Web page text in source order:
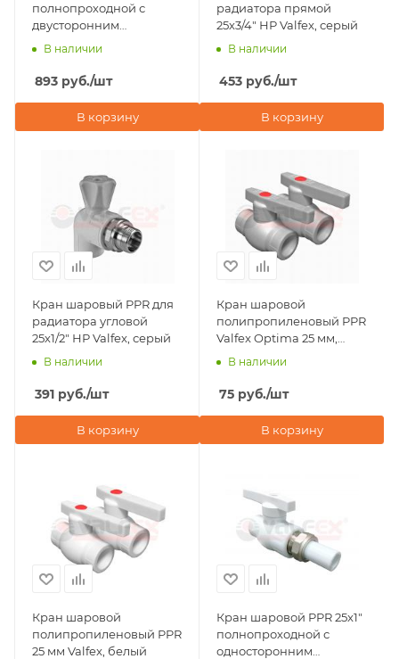
полнопроходной с
двусторонним
разъемным
белый
В наличии
893 руб./шт
В корзину
радиатора прямой
25х3/4" НР Valfex, серый
В наличии
453 руб./шт
В корзину
Кран шаровый PPR для
радиатора угловой
25х1/2" НР Valfex, серый
В наличии
391 руб./шт
В корзину
Кран шаровой
полипропиленовый PPR
Valfex Optima 25 мм,
серый
В наличии
75 руб./шт
В корзину
Кран шаровой
полипропиленовый PPR
25 мм Valfex, белый
Кран шаровой PPR 25x1"
полнопроходной с
односторонним